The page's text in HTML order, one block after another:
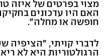
מצוי בפרטים של איזה
האם היו עדכונים
חופשה או מחלה".
לדברי קויתי, "הציפיה
הרגולטוריות היא לא